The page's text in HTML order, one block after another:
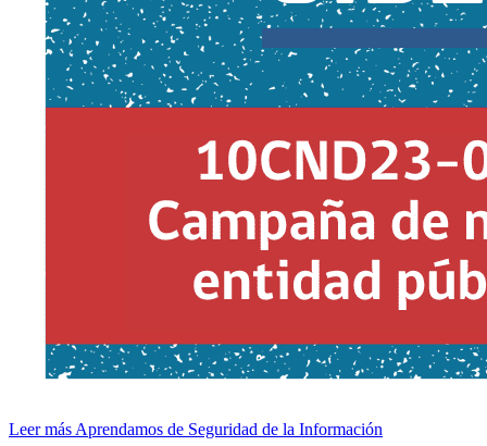
Leer más Aprendamos de Seguridad de la Información